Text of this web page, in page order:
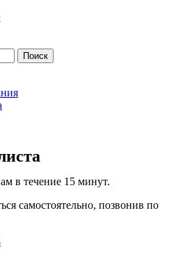
Поиск
в течение 15 минут.
самостоятельно, позвонив по